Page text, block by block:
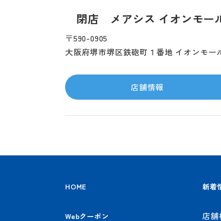
閉店 メアシス イオンモー
〒590-0905
大阪府堺市堺区鉄砲町１番地 イオンモー
店舗情報
HOME 新着
Webクーポン 店